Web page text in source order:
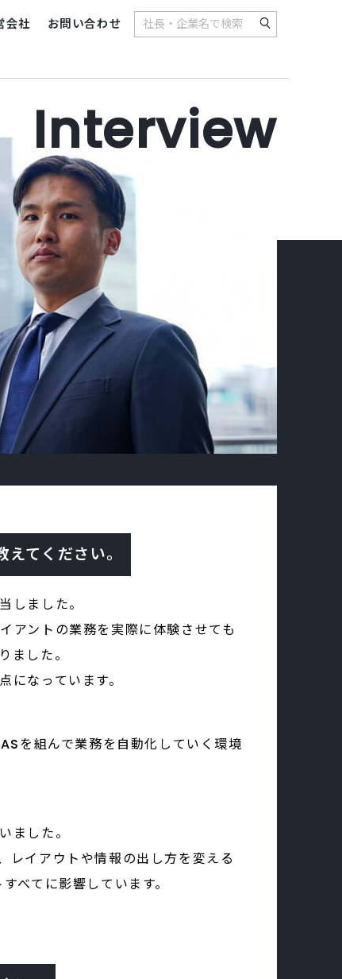
会社 お問い合わせ
てください。
しました。
アントの業務を実際に体験させても
ました。
になっています。
を組んで業務を自動化していく環境
ました。
レイアウトや情報の出し方を変える
べてに影響しています。